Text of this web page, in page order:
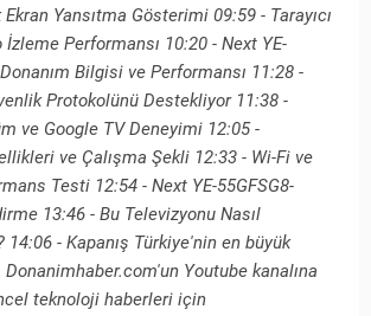
Yansıtma Gösterimi 09:59 - Tarayıcı
Performansı 10:20 - Next YE-
Donanım Bilgisi ve Performansı 11:28 -
Protokolünü Destekliyor 11:38 -
ve Google TV Deneyimi 12:05 -
ve Çalışma Şekli 12:33 - Wi-Fi ve
Testi 12:54 - Next YE-55GFSG8-
13:46 - Bu Televizyonu Nasıl
14:06 - Kapanış Türkiye'nin en büyük
Donanimhaber.com'un Youtube kanalına
teknoloji haberleri için